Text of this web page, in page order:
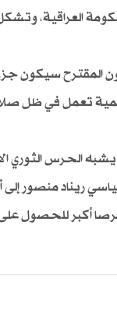
العراقية،
المقترح سيكون
تعمل في ظل
الحرس الثوري
ريناد منصور إلى
أكبر للحصول على